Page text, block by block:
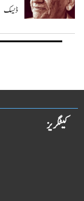
ڈیسک
کیٹگریز